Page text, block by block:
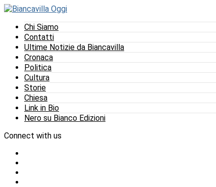
Chi Siamo
Contatti
Ultime Notizie da Biancavilla
Cronaca
Politica
Cultura
Storie
Chiesa
Link in Bio
Nero su Bianco Edizioni
Connect with us